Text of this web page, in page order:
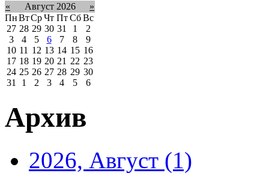
« Август 2026
»
ПнВтСрЧт Пт Сб Вс
27 28 29 30 31 1
2
3
4 5 6 7 8
9
10 11 12 13 14 15 16
17 18 19 20 21 22 23
24 25 26 27 28 29 30
31
1 2 3 4 5 6
Архив
2026, Август (1)